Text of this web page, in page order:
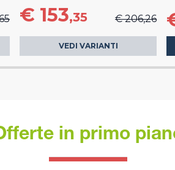
€ 153,35 € 206,26
VEDI VARIANTI
in primo